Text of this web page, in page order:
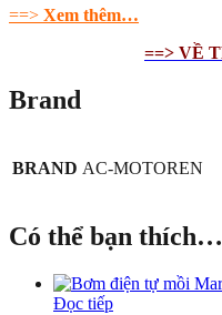
==> Xem thêm…
==> VỀ
Brand
BRAND AC-MOTOREN
Có thể bạn thích…
Đọc tiếp